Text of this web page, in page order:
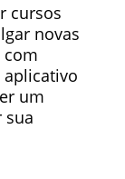
cursos
novas
um
sua